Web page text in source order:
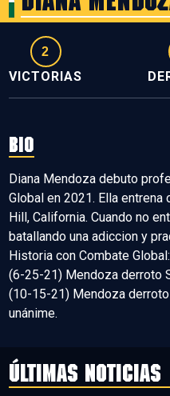
2
VICTORIAS
BIO
Diana Mendoza debuto
Global en 2021. Ella entrena
Hill, California. Cuando no
batallando una adiccion y
Historia con Combate Global:
(6-25-21) Mendoza derroto
(10-15-21) Mendoza
unánime.
ÚLTIMAS NOTICIAS